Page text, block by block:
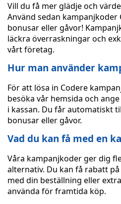
Vill du få mer glädje och
Använd sedan kampanjkoder
bonusar eller gåvor!
läckra överraskningar och
vårt företag.
Hur man använder
För att lösa in Codere
besöka vår hemsida och
i kassan. Du får automatiskt
bonusar eller gåvor.
Vad du kan få med en
Våra kampanjkoder ger dig
alternativ. Du kan få rabatt
med din beställning eller
använda för framtida köp.